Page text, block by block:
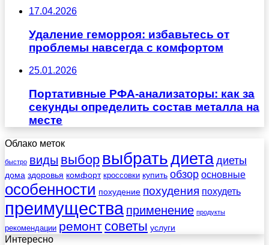
17.04.2026
Удаление геморроя: избавьтесь от
проблемы навсегда с комфортом
25.01.2026
Портативные РФА-анализаторы: как за
секунды определить состав металла на
месте
Облако меток
быстро виды выбор выбратьдиета диеты
дома здоровья комфорт кроссовки купить обзор основные
особенности похудение похудения похудеть
преимущества применение продукты
рекомендации ремонт советы услуги
Интересно